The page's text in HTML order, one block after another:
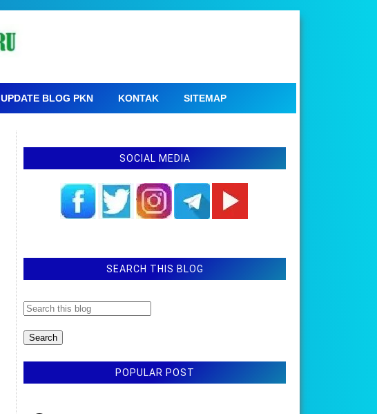
UPDATE BLOG PKN KONTAK SITEMAP
SOCIAL MEDIA
SEARCH THIS BLOG
POPULAR POST